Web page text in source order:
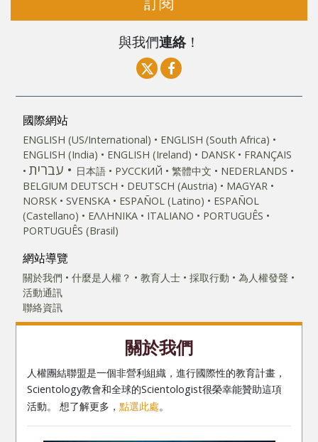
訂閱
與我們連絡！
國際網站
ENGLISH (US/International)
ENGLISH (South Africa)
ENGLISH (India)
ENGLISH (Ireland) DANSK FRANÇAIS
עברית 日本語 РУССКИЙ 繁體中文
NEDERLANDS
BELGIUM DEUTSCH DEUTSCH (Austria)
MAGYAR
NORSK
SVENSKA ESPAÑOL (Latino)
ESPAÑOL
(Castellano)
ΕΛΛΗΝΙΚA ITALIANO
PORTUGUÊS
PORTUGUÊS (Brasil)‎
網站導覽
關於我們
什麼是人權？ 教育人士 採取行動
為人權發聲
活動通訊
聯絡資訊
關於我們
人權團結聯盟是一個非營利組織，進行國際性的教育計畫，
Scientology教會和全球的Scientologist很榮幸能贊助這項
活動。 想了解更多，點選此處。